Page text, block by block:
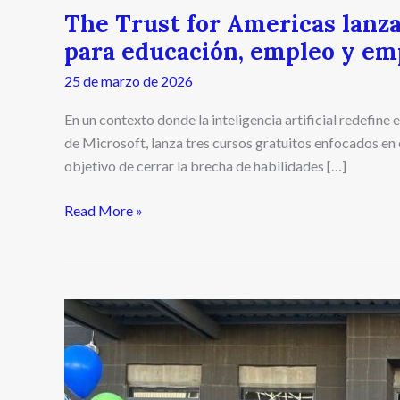
The Trust for Americas
para educación, empleo y
25 de marzo de 2026
En un contexto donde la inteligencia artificial redefine
de Microsoft, lanza tres cursos gratuitos enfocados
objetivo de cerrar la brecha de habilidades […]
Read More »
StePacPPC
abre
una
nueva